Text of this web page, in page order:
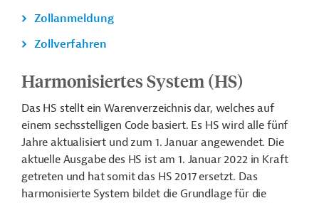
Zollanmeldung
Zollverfahren
Harmonisiertes System (HS)
Das HS stellt ein Warenverzeichnis dar, welches auf
einem sechsstelligen Code basiert. Es HS wird alle fünf
Jahre aktualisiert und zum 1. Januar angewendet. Die
aktuelle Ausgabe des HS ist am 1. Januar 2022 in Kraft
getreten und hat somit das HS 2017 ersetzt. Das
harmonisierte System bildet die Grundlage für die